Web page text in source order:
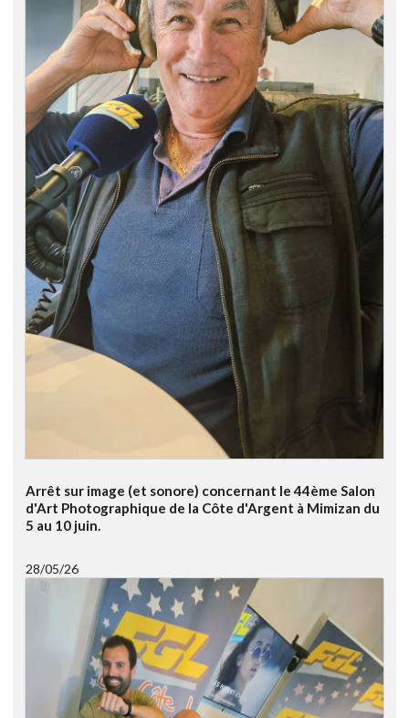
Arrêt sur image (et sonore) concernant le 44ème Salon
d'Art Photographique de la Côte d'Argent à Mimizan du
5 au 10 juin.
28/05/26